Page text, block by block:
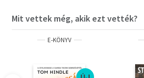
Mit vettek még, akik ezt vették?
E-KÖNYV